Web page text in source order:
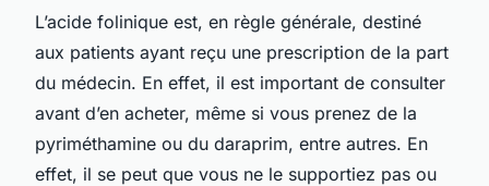
L’acide folinique est, en règle générale, destiné
aux patients ayant reçu une prescription de la part
du médecin. En effet, il est important de consulter
avant d’en acheter, même si vous prenez de la
pyriméthamine ou du daraprim, entre autres. En
effet, il se peut que vous ne le supportiez pas ou